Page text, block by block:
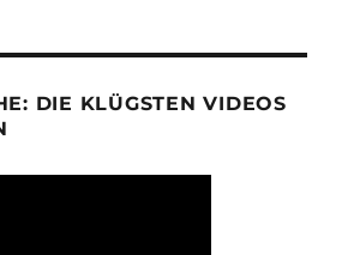
DIE KLÜGSTEN VIDEOS